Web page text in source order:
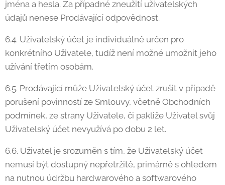
jména a hesla. Za případné zneužití uživatelských
údajů nenese Prodávající odpovědnost.
6.4. Uživatelský účet je individuálně určen pro
konkrétního Uživatele, tudíž není možné umožnit jeho
užívání třetím osobám.
6.5. Prodávající může Uživatelský účet zrušit v případě
porušení povinností ze Smlouvy, včetně Obchodních
podmínek, ze strany Uživatele, či pakliže Uživatel svůj
Uživatelský účet nevyužívá po dobu 2 let.
6.6. Uživatel je srozuměn s tím, že Uživatelský účet
nemusí být dostupný nepřetržitě, primárně s ohledem
na nutnou údržbu hardwarového a softwarového